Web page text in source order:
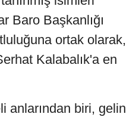
Baro Başkanlığı
ortak olarak,
Kalabalık'a en
anlarından biri, gelin